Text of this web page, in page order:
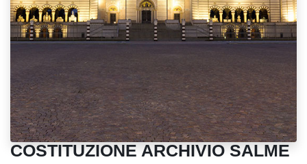
COSTITUZIONE ARCHIVIO SALME